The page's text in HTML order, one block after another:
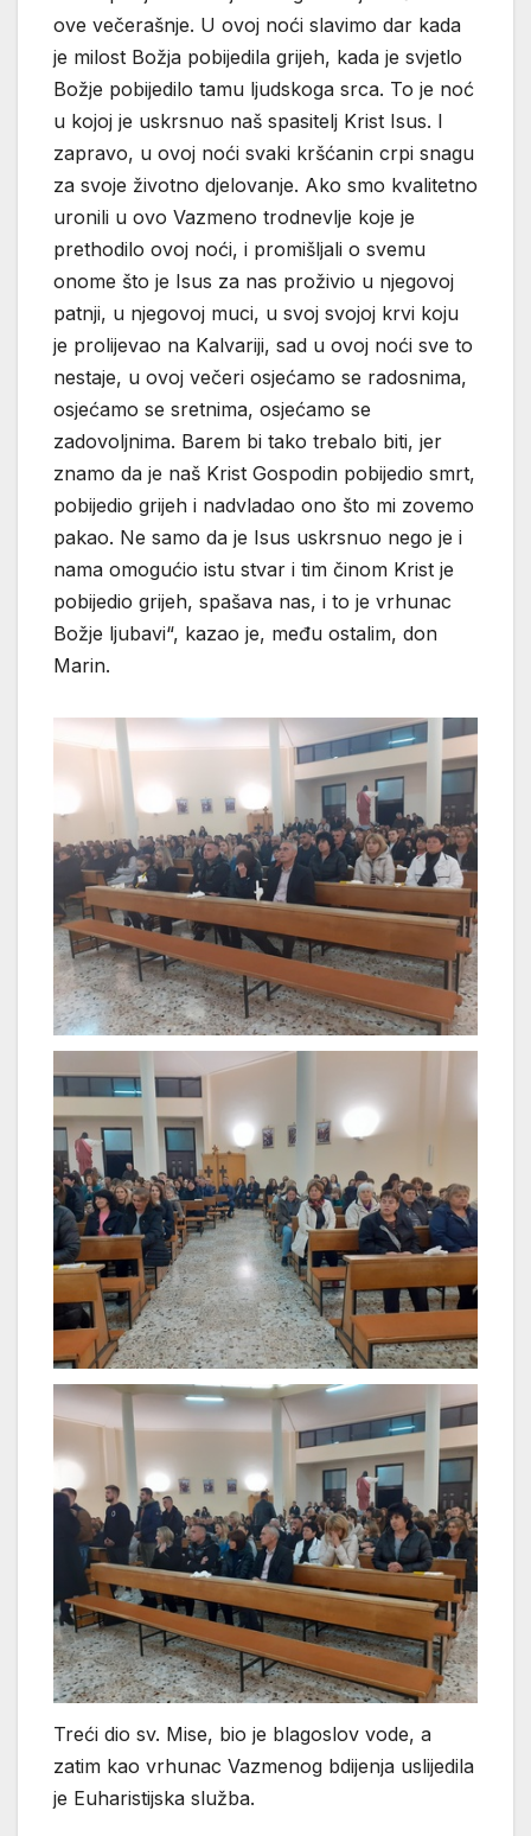
ove večerašnje. U ovoj noći slavimo dar kada
je milost Božja pobijedila grijeh, kada je svjetlo
Božje pobijedilo tamu ljudskoga srca. To je noć
u kojoj je uskrsnuo naš spasitelj Krist Isus. I
zapravo, u ovoj noći svaki kršćanin crpi snagu
za svoje životno djelovanje. Ako smo kvalitetno
uronili u ovo Vazmeno trodnevlje koje je
prethodilo ovoj noći, i promišljali o svemu
onome što je Isus za nas proživio u njegovoj
patnji, u njegovoj muci, u svoj svojoj krvi koju
je prolijevao na Kalvariji, sad u ovoj noći sve to
nestaje, u ovoj večeri osjećamo se radosnima,
osjećamo se sretnima, osjećamo se
zadovoljnima. Barem bi tako trebalo biti, jer
znamo da je naš Krist Gospodin pobijedio smrt,
pobijedio grijeh i nadvladao ono što mi zovemo
pakao. Ne samo da je Isus uskrsnuo nego je i
nama omogućio istu stvar i tim činom Krist je
pobijedio grijeh, spašava nas, i to je vrhunac
Božje ljubavi“, kazao je, među ostalim, don
Marin.
Treći dio sv. Mise, bio je blagoslov vode, a
zatim kao vrhunac Vazmenog bdijenja uslijedila
je Euharistijska služba.